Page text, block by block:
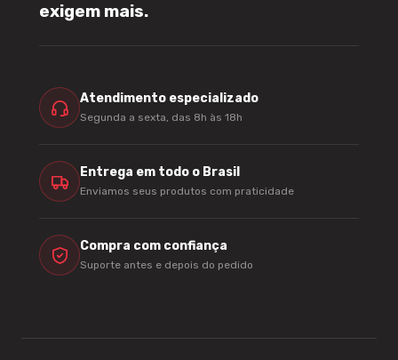
exigem mais.
Atendimento especializado
Segunda a sexta, das 8h às 18h
Entrega em todo o Brasil
Enviamos seus produtos com praticidade
Compra com confiança
Suporte antes e depois do pedido